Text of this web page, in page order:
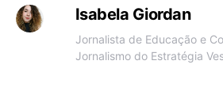
Isabela Giordan
Jornalista de Educação e
Jornalismo do Estratégia